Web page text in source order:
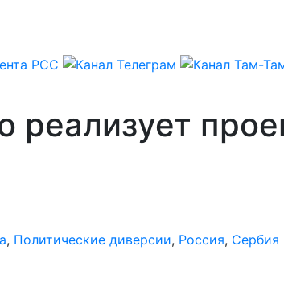
реализует
, Политические диверсии, Россия, Сербия